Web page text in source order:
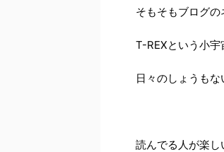
そもそもブログ
T-REXという小宇
日々のしょうもな
読んでる人が楽し